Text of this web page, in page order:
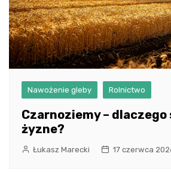
Nawożenie gleby Rolnictwo
Czarnoziemy – dlaczego
żyzne?
Łukasz Marecki 17 czerwca